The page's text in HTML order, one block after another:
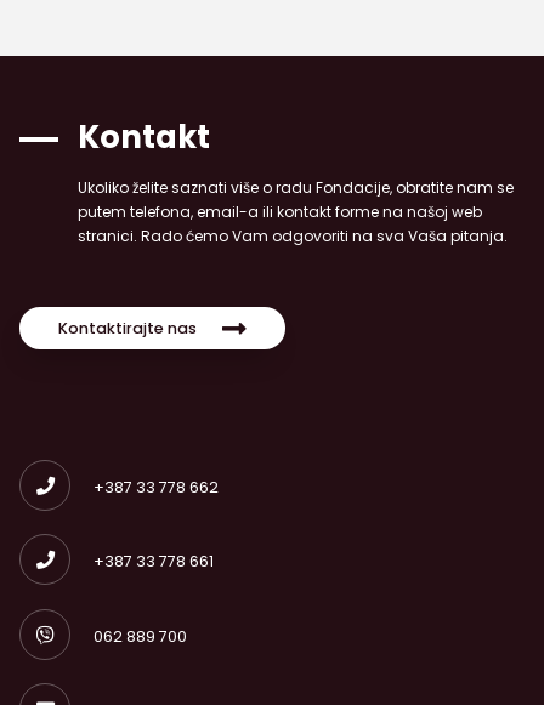
Kontakt
Ukoliko želite saznati više o radu Fondacije, obratite nam se
putem telefona, email-a ili kontakt forme na našoj web
stranici. Rado ćemo Vam odgovoriti na sva Vaša pitanja.
Kontaktirajte nas
+387 33 778 662
+387 33 778 661
062 889 700